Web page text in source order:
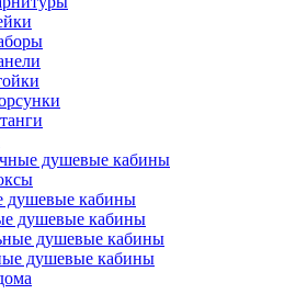
душевые кабины
душевые кабины
душевые кабины
душевые кабины
душевые кабины